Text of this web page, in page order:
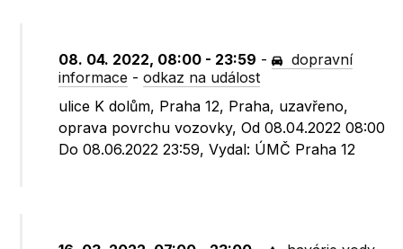
08. 04. 2022, 08:00 - 23:59 -
dopravní
informace -odkaz na událost
ulice K dolům, Praha 12, Praha, uzavřeno,
oprava povrchu vozovky, Od 08.04.2022 08:00
Do 08.06.2022 23:59, Vydal: ÚMČ Praha 12